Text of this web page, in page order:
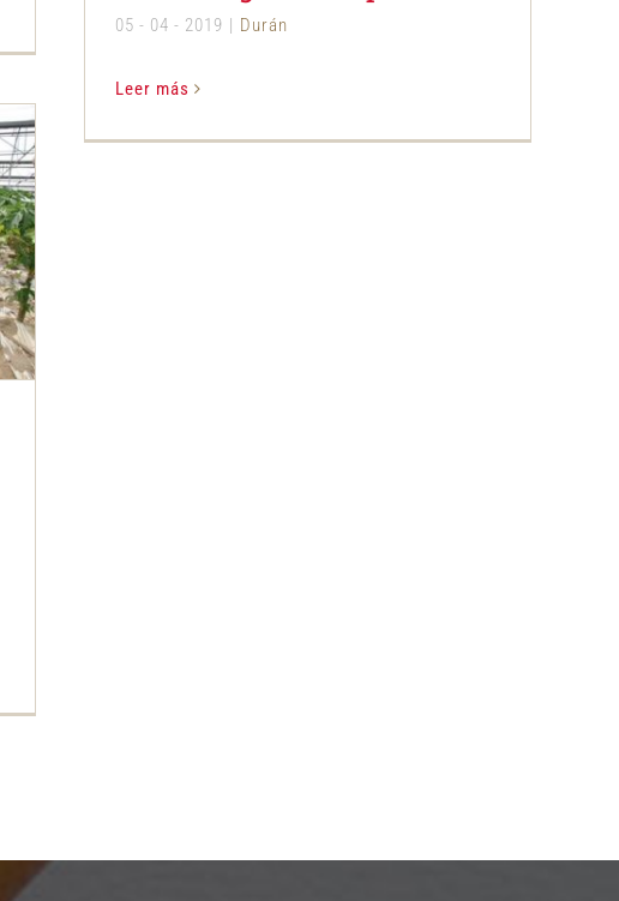
05 - 04 - 2019 | Durán
Leer más